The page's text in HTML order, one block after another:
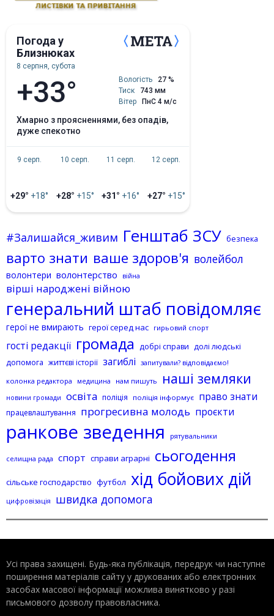
Погода у
Близнюках
8 серпня, субота
+33° Вологість
27 %
Тиск
743 мм
Вітер
ПнС 4 м/с
хмарно з проясненнями, без опадів,
дуже спекотно
9 серп.
+29° +18°
10 серп.
+28° +15°
11 серп.
+31° +16°
12 серп.
+27° +15°
#Залишайся_живим Генштаб ЗСУ безпека
варто знати ваше здоров'я волейбол
волонтери волонтерство війна
вірші народжені війною
генеральний штаб повідомляє
герої не вмирають герої серед нас гирьовий спорт
гості редакції громада добрі справи долі людські
допомога життєві історії загиблі запитували? відповідаємо!
колонка редактора
медицина нам пишуть наші земляки
новини громади освіта поліція поліція інформує право знати
працевлаштування прогресивна молодь проєкти
ранкове зведення рятувальники
селищна рада спорт справи аграрні сьогодення
сільське господарство футбол хід бойових дій
цифровізація швидка допомога
Усі права захищені. Будь-яка публiкацiя, передрук чи наступне
поширення матеріалів сайту у друкованих або електронних
засобах масової інформації можлива винятково у разі
письмового дозволу правовласника.